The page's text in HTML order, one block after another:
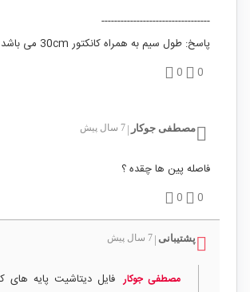
----------------------------------
پاسخ: طول سیم به همراه کانکتور 30cm می باشد.
0
0
مصطفی جوکار 7 سال پیش
فاصله پین ها چقده ؟
0
0
پشتیبانی 7 سال پیش
مصطفی جوکار فایل دیتاشیت پایه های